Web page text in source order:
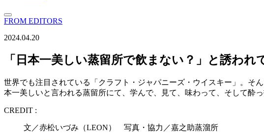
FROM EDITORS
2024.04.20
「日本一美しい蒸留所で飲まない？」と誘わ
世界でも注目されている「クラフト・ジャパニーズ・ウイスキー」。そ
本一美しいと言われる蒸留所にて、学んで、見て、味わって、そして酔
CREDIT :
文／赤松いづみ（LEON） 写真・協力／嘉之助蒸溜所